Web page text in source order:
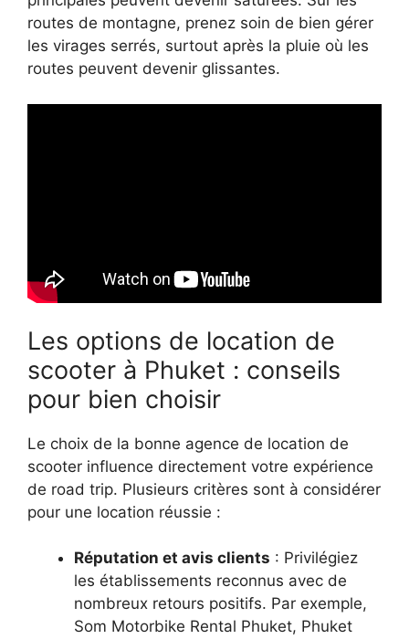
routes de montagne, prenez soin de bien gérer
les virages serrés, surtout après la pluie où les
routes peuvent devenir glissantes.
Les options de location de
scooter à Phuket : conseils
pour bien choisir
Le choix de la bonne agence de location de
scooter influence directement votre expérience
de road trip. Plusieurs critères sont à considérer
pour une location réussie :
Réputation et avis clients : Privilégiez
les établissements reconnus avec de
nombreux retours positifs. Par exemple,
Som Motorbike Rental Phuket, Phuket